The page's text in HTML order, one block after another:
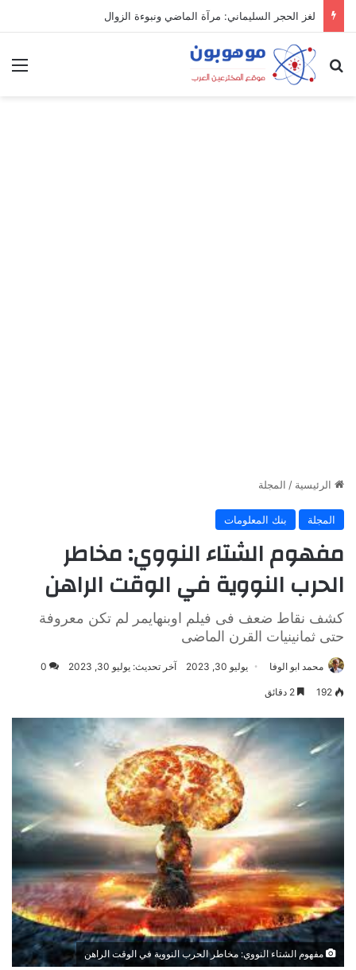
لغز الحجر السليماني: مرآة الماضي ونبوءة الزوال
بحث عن
الرئيسية / المجلة
المجلة بنك المعلومات
مفهوم الشتاء النووي: مخاطر
الحرب النووية في الوقت الراهن
كشف نقاط ضعف فى فيلم اوبنهايمر لم تكن معروفة
حتى ثمانينيات القرن الماضى
محمد ابو الوفا يوليو 30, 2023 آخر تحديث: يوليو 30, 2023 0
192
مفهوم الشتاء النووي: مخاطر الحرب النووية في الوقت الراهن